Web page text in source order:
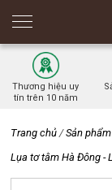
Thương hiệu uy
tín trên 10 năm
Trang chủ / Sản phẩm
Lụa tơ tằm Hà Đông -